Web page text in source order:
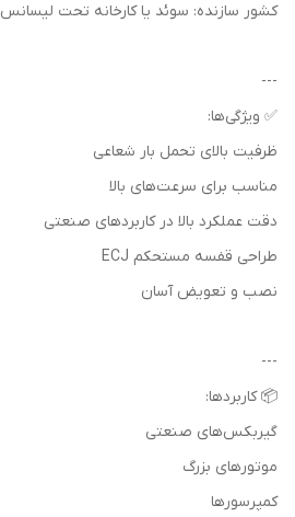
کشور سازنده: سوئد یا کارخانه تحت لیسانس
---
✅ ویژگی‌ها:
ظرفیت بالای تحمل بار شعاعی
مناسب برای سرعت‌های بالا
دقت عملکرد بالا در کاربردهای صنعتی
طراحی قفسه مستحکم ECJ
نصب و تعویض آسان
---
📦 کاربردها:
گیربکس‌های صنعتی
موتورهای بزرگ
کمپرسورها